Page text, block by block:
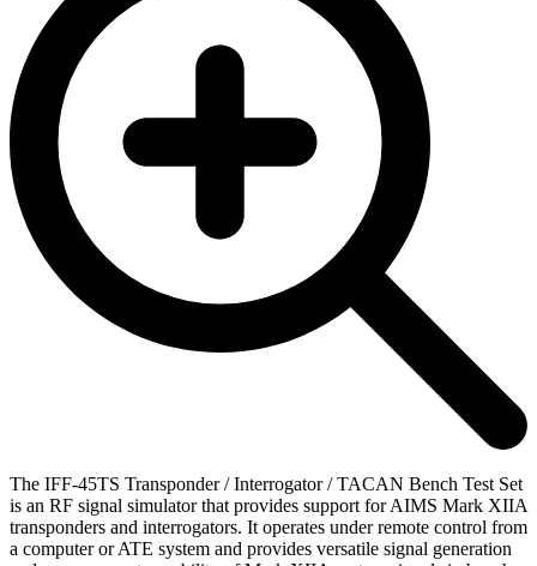
The IFF-45TS Transponder / Interrogator / TACAN Bench Test Set
is an RF signal simulator that provides support for AIMS Mark XIIA
transponders and interrogators. It operates under remote control from
a computer or ATE system and provides versatile signal generation